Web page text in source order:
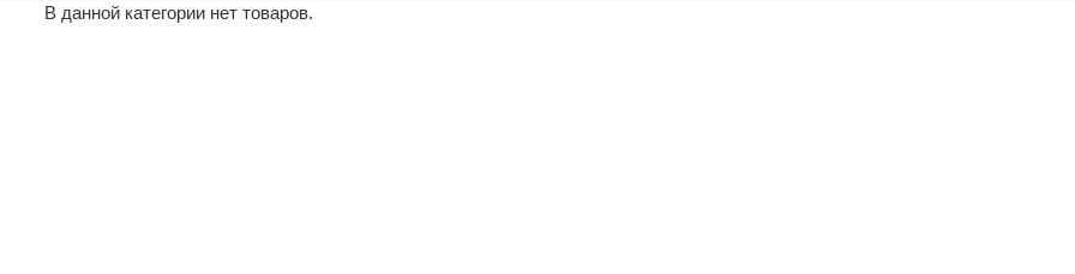
В данной категории нет товаров.